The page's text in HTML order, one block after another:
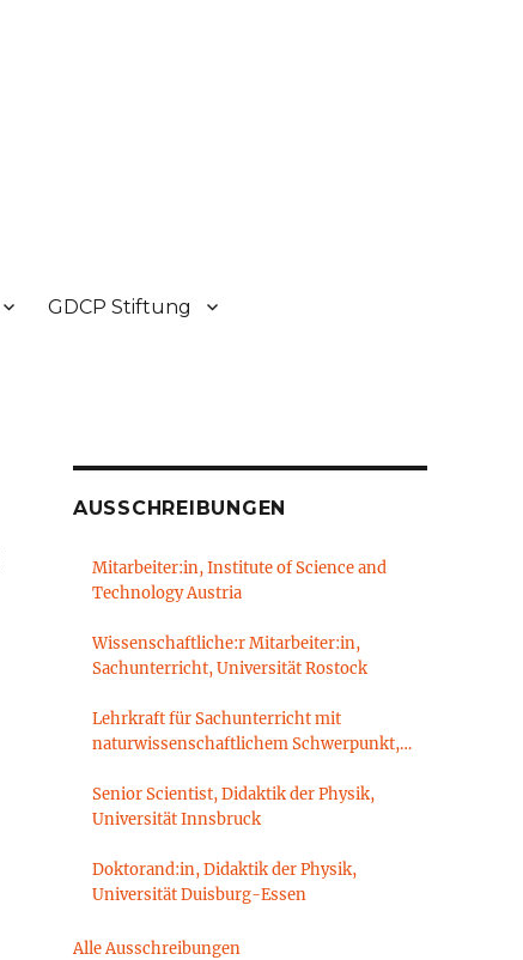
GDCP Stiftung
AUSSCHREIBUNGEN
Mitarbeiter:in, Institute of Science and
Technology Austria
Wissenschaftliche:r Mitarbeiter:in,
Sachunterricht, Universität Rostock
Lehrkraft für Sachunterricht mit
naturwissenschaftlichem Schwerpunkt,
Brandenburgische Technische Universität
Cottbus-Senftenberg
Senior Scientist, Didaktik der Physik,
Universität Innsbruck
Doktorand:in, Didaktik der Physik,
Universität Duisburg-Essen
Alle Ausschreibungen